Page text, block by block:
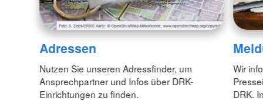
Adressen
Nutzen Sie unseren Adressfinder, um
Ansprechpartner und Infos über DRK-
Einrichtungen zu finden.
Wir
DRK.